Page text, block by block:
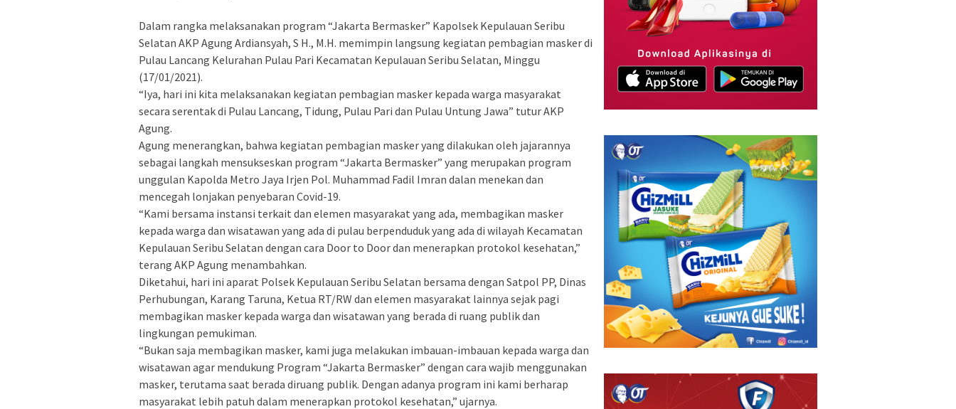
Dalam rangka melaksanakan program “Jakarta Bermasker” Kapolsek Kepulauan Seribu
Selatan AKP Agung Ardiansyah, S H., M.H. memimpin langsung kegiatan pembagian masker di
Pulau Lancang Kelurahan Pulau Pari Kecamatan Kepulauan Seribu Selatan, Minggu
(17/01/2021).
“Iya, hari ini kita melaksanakan kegiatan pembagian masker kepada warga masyarakat
secara serentak di Pulau Lancang, Tidung, Pulau Pari dan Pulau Untung Jawa” tutur AKP
Agung.
Agung menerangkan, bahwa kegiatan pembagian masker yang dilakukan oleh jajarannya
sebagai langkah mensukseskan program “Jakarta Bermasker” yang merupakan program
unggulan Kapolda Metro Jaya Irjen Pol. Muhammad Fadil Imran dalan menekan dan
mencegah lonjakan penyebaran Covid-19.
“Kami bersama instansi terkait dan elemen masyarakat yang ada, membagikan masker
kepada warga dan wisatawan yang ada di pulau berpenduduk yang ada di wilayah Kecamatan
Kepulauan Seribu Selatan dengan cara Door to Door dan menerapkan protokol kesehatan,”
terang AKP Agung menambahkan.
Diketahui, hari ini aparat Polsek Kepulauan Seribu Selatan bersama dengan Satpol PP, Dinas
Perhubungan, Karang Taruna, Ketua RT/RW dan elemen masyarakat lainnya sejak pagi
membagikan masker kepada warga dan wisatawan yang berada di ruang publik dan
lingkungan pemukiman.
“Bukan saja membagikan masker, kami juga melakukan imbauan-imbauan kepada warga dan
wisatawan agar mendukung Program “Jakarta Bermasker” dengan cara wajib menggunakan
masker, terutama saat berada diruang publik. Dengan adanya program ini kami berharap
masyarakat lebih patuh dalam menerapkan protokol kesehatan,” ujarnya.